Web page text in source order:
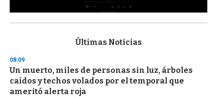
s
d
s
o
f
3
Últimas Noticias
08:09
Un muerto, miles de personas sin luz, árboles
caídos y techos volados por el temporal que
ameritó alerta roja